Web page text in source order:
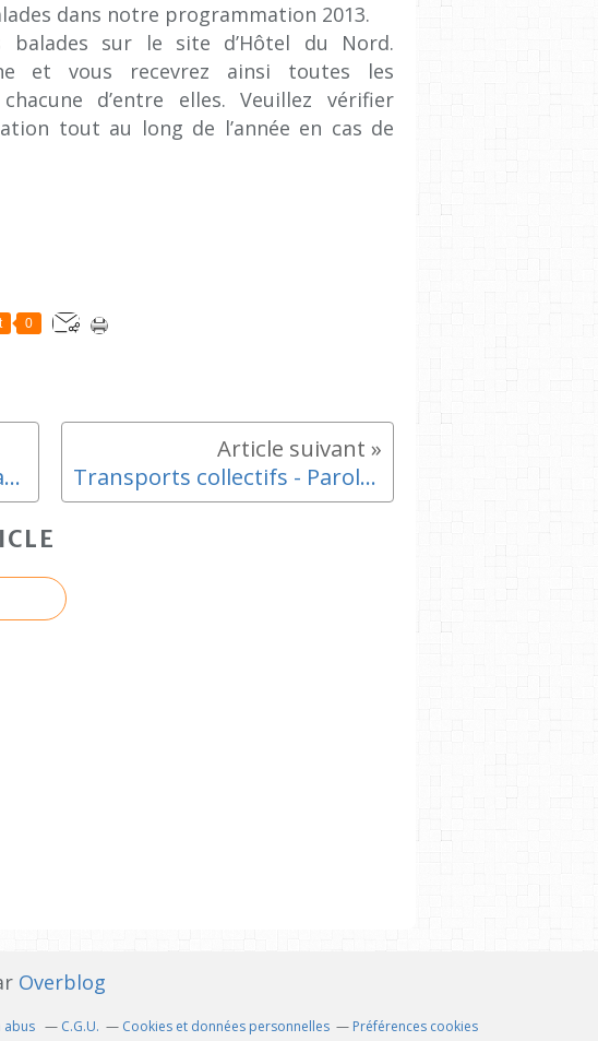
dans notre programmation 2013.
sur le site d’Hôtel du Nord.
et vous recevrez ainsi toutes les
d’entre elles. Veuillez vérifier
tout au long de l’année en cas de
0
Cinéma l'Alhambra - Programme Mars - Avril 2013 Transports collectifs - Parole à Marie Blanche APERCE du CIQ des hauts de l'Estaque
Overblog
abus C.G.U. Cookies et données personnelles Préférences cookies